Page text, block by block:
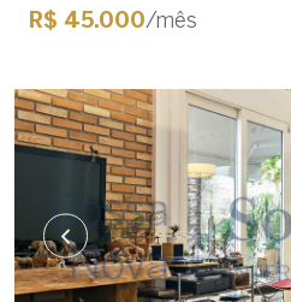
R$ 45.000/mês